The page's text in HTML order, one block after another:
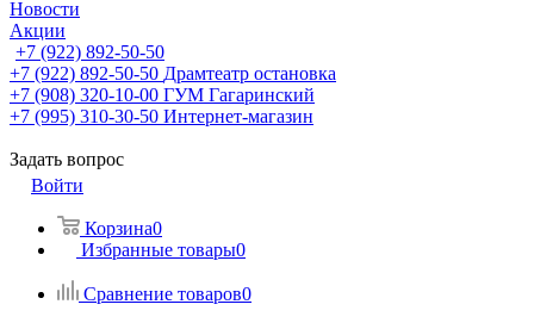
Новости
Акции
+7 (922) 892-50-50
+7 (922) 892-50-50 Драмтеатр остановка
+7 (908) 320-10-00 ГУМ Гагаринский
+7 (995) 310-30-50 Интернет-магазин
Задать вопрос
Войти
Корзина0
Избранные товары0
Сравнение товаров0